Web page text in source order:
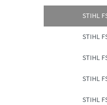
STIHL
STIHL
STIHL
STIHL
STIHL